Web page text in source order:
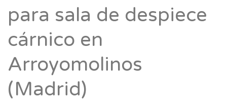
para sala de despiece
cárnico en
Arroyomolinos
(Madrid)